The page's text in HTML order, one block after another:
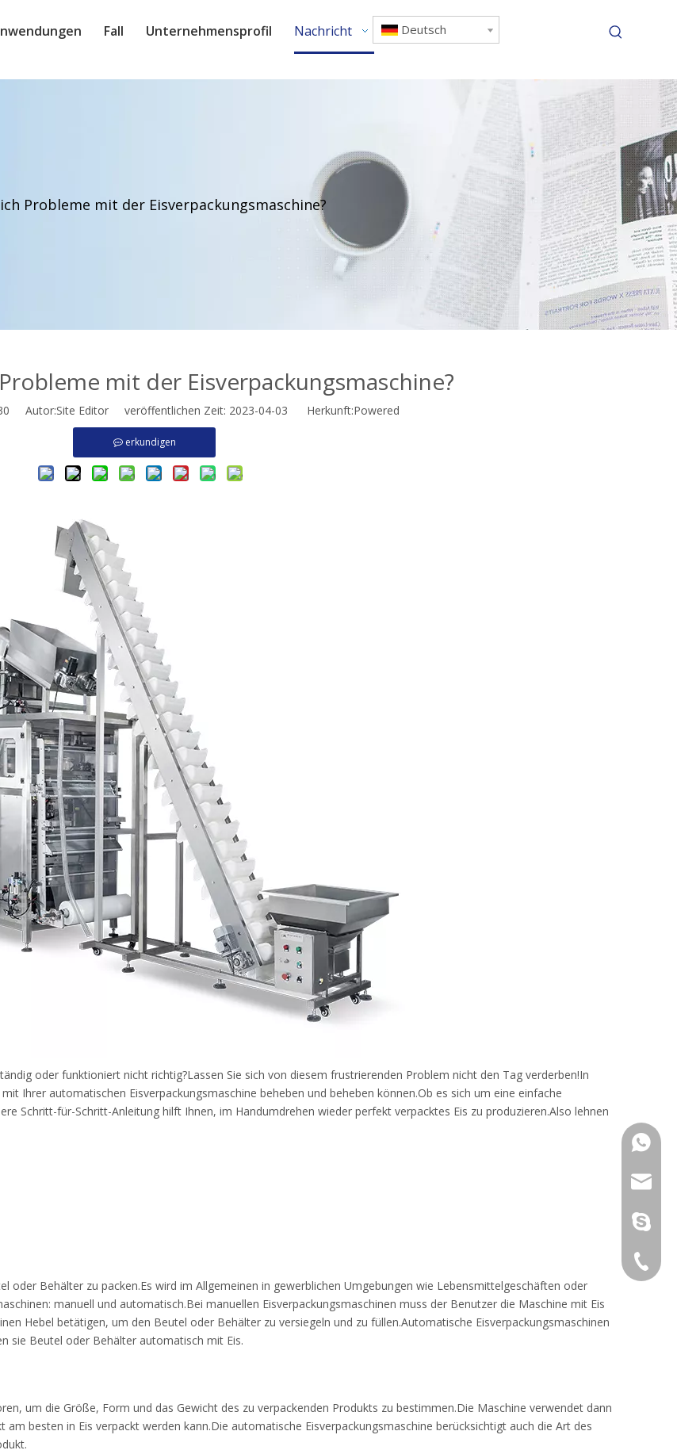
Fall Unternehmensprofil Nachricht Kontaktiere uns
Deutsch
Probleme mit der Eisverpackungsmaschine?
mit der Eisverpackungsmaschine?
Autor:Site Editor veröffentlichen Zeit: 2023-04-03 Herkunft:Powered
erkundigen
oder funktioniert nicht richtig?Lassen Sie sich von diesem frustrierenden Problem nicht den Tag verderben!In
Ihrer automatischen Eisverpackungsmaschine beheben und beheben können.Ob es sich um eine einfache
Schritt-für-Schritt-Anleitung hilft Ihnen, im Handumdrehen wieder perfekt verpacktes Eis zu produzieren.Also lehnen
oder Behälter zu packen.Es wird im Allgemeinen in gewerblichen Umgebungen wie Lebensmittelgeschäften oder
manuell und automatisch.Bei manuellen Eisverpackungsmaschinen muss der Benutzer die Maschine mit Eis
Hebel betätigen, um den Beutel oder Behälter zu versiegeln und zu füllen.Automatische Eisverpackungsmaschinen
sie Beutel oder Behälter automatisch mit Eis.
um die Größe, Form und das Gewicht des zu verpackenden Produkts zu bestimmen.Die Maschine verwendet dann
besten in Eis verpackt werden kann.Die automatische Eisverpackungsmaschine berücksichtigt auch die Art des
+86
+86